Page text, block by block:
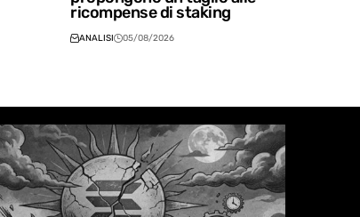
ricompense di staking
ANALISI 05/08/2026